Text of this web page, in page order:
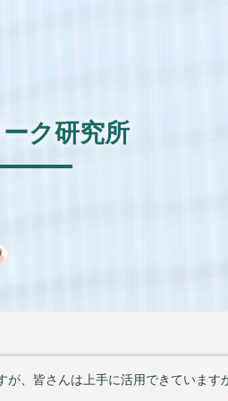
ク研究所
、皆さんは上手に活用できています